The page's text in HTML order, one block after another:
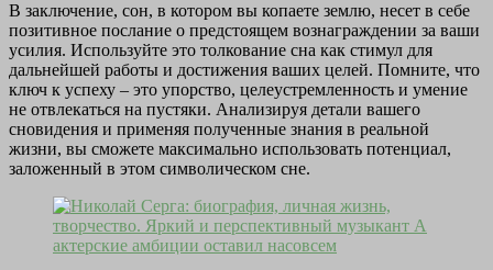
В заключение, сон, в котором вы копаете землю, несет в себе
позитивное послание о предстоящем вознаграждении за ваши
усилия. Используйте это толкование сна как стимул для
дальнейшей работы и достижения ваших целей. Помните, что
ключ к успеху – это упорство, целеустремленность и умение
не отвлекаться на пустяки. Анализируя детали вашего
сновидения и применяя полученные знания в реальной
жизни, вы сможете максимально использовать потенциал,
заложенный в этом символическом сне.